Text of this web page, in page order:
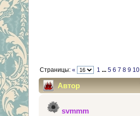
Страницы:« 1 ...5 6 7 8 9 10
Автор
svmmm